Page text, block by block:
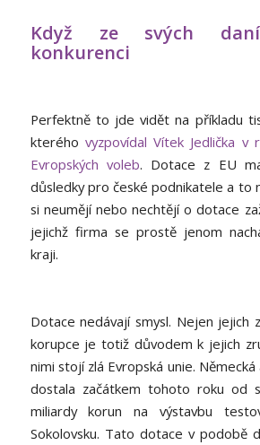
Když ze svých
konkurenci
Perfektně to jde vidět na příkladu
kterého vyzpovídal Vítek Jedlička v
Evropských voleb. Dotace z EU
důsledky pro české podnikatele a to
si neumějí nebo nechtějí o dotace
jejichž firma se prostě jenom
kraji.
Dotace nedávají smysl. Nejen jejich
korupce je totiž důvodem k jejich
nimi stojí zlá Evropská unie.
dostala začátkem tohoto roku od
miliardy korun na výstavbu
Sokolovsku. Tato dotace v podobě